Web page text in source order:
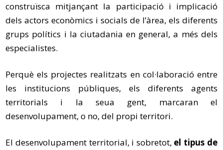
construïsca mitjançant la participació i implicació
dels actors econòmics i socials de l’àrea, els diferents
grups polítics i la ciutadania en general, a més dels
especialistes.
Perquè els projectes realitzats en col·laboració entre
les institucions públiques, els diferents agents
territorials i la seua gent, marcaran el
desenvolupament, o no, del propi territori.
El desenvolupament territorial, i sobretot, el tipus de